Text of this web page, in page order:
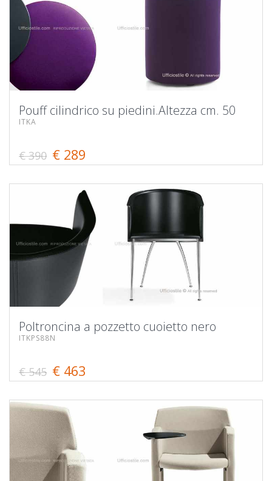
Pouff cilindrico su piedini.Altezza cm. 50
ITKA
€ 390 € 289
Poltroncina a pozzetto cuoietto nero
ITKPS88N
€ 545 € 463